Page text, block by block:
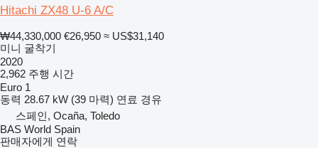
Hitachi ZX48 U-6 A/C
₩44,330,000 €26,950 ≈ US$31,140
미니 굴착기
2020
2,962 주행 시간
Euro 1
동력 28.67 kW (39 마력) 연료 경유
스페인, Ocaña, Toledo
BAS World Spain
판매자에게 연락